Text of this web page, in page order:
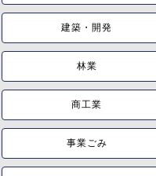
建築・開発
林業
商工業
事業ごみ